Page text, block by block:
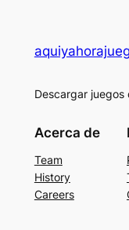
Descargar
Acerca de
Team
History
Careers